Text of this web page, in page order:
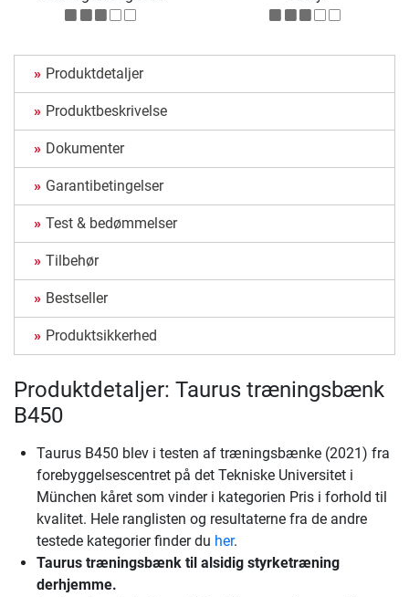
Produktdetaljer
Produktbeskrivelse
Dokumenter
Garantibetingelser
Test & bedømmelser
Tilbehør
Bestseller
Produktsikkerhed
Produktdetaljer: Taurus træningsbænk
B450
Taurus B450 blev i testen af træningsbænke (2021) fra
forebyggelsescentret på det Tekniske Universitet i
München kåret som vinder i kategorien Pris i forhold til
kvalitet. Hele ranglisten og resultaterne fra de andre
testede kategorier finder du her.
Taurus træningsbænk til alsidig styrketræning
derhjemme.